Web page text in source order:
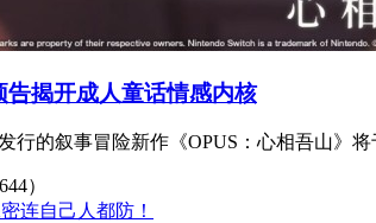
告揭开成人童话情感内核
行的叙事冒险新作《OPUS：心相吾山》
）